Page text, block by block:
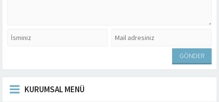
KURUMSAL MENÜ